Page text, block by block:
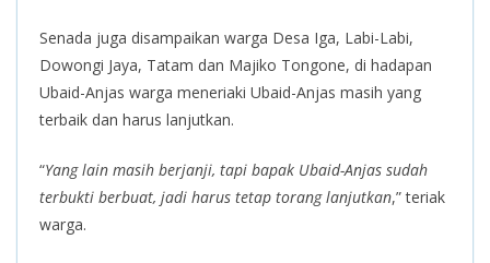
Senada juga disampaikan warga Desa Iga, Labi-Labi,
Dowongi Jaya, Tatam dan Majiko Tongone, di hadapan
Ubaid-Anjas warga meneriaki Ubaid-Anjas masih yang
terbaik dan harus lanjutkan.
“Yang lain masih berjanji, tapi bapak Ubaid-Anjas sudah
terbukti berbuat, jadi harus tetap torang lanjutkan,” teriak
warga.